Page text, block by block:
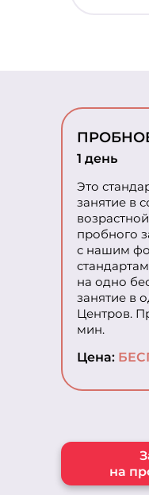
1 день
Это
занятие в
пробного
с нашим
на одно
занятие в
Центров.
мин.
Цена:
на